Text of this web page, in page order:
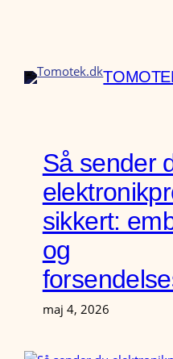
Så sender
sikkert:
og
maj 4, 2026